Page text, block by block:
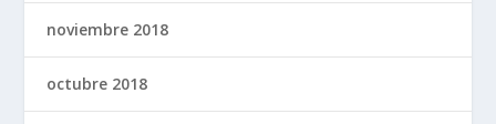
noviembre 2018
octubre 2018